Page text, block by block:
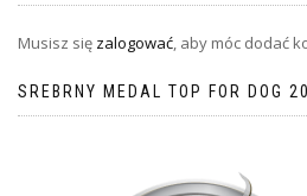
Musisz się zalogować, aby móc dodać
SREBRNY MEDAL TOP FOR DOG